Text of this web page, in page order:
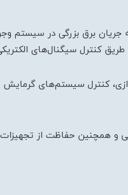
برق بزرگی در سیستم
کنترل سیگنال‌های
کنترل سیستم‌های
و همچنین حفاظت از